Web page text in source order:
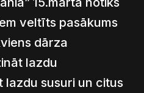
veltīts pasākums
dārza
lazdu
susuri un citus